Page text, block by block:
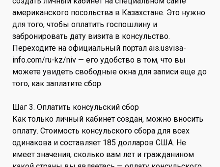
американского посольства в Казахстане. Это нужно
для того, чтобы оплатить госпошлину и
забронировать дату визита в консульство.
Переходите на официальный портал ais.usvisa-
info.com/ru-kz/niv — его удобство в том, что вы
можете увидеть свободные окна для записи еще до
того, как заплатите сбор.
Шаг 3. Оплатить консульский сбор
Как только личный кабинет создан, можно вносить
оплату. Стоимость консульского сбора для всех
одинакова и составляет 185 долларов США. Не
имеет значения, сколько вам лет и гражданином